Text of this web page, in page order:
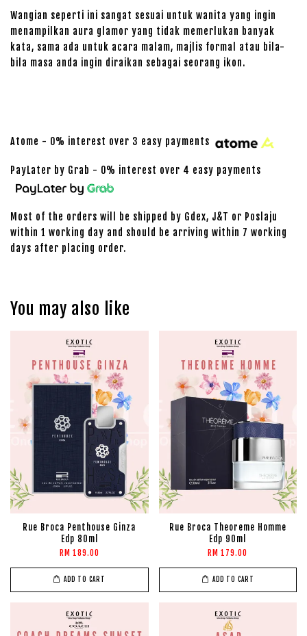
Wangian seperti ini sangat sesuai untuk wanita yang ingin
menampilkan aura glamor yang tidak memerlukan banyak
kata, sama ada untuk acara malam, majlis formal atau bila-
bila masa anda ingin diraikan sebagai seorang ikon.
Atome - 0% interest over 3 easy payments
PayLater by Grab - 0% interest over 4 easy payments
Most of the orders will be shipped by Gdex, J&T or Poslaju
within 1 working day and should be arriving within 7 working
days after placing order.
You may also like
Rue Broca Penthouse Ginza
Edp 80ml
RM 189.00
ADD TO CART
Rue Broca Theoreme Homme
Edp 90ml
RM 179.00
ADD TO CART